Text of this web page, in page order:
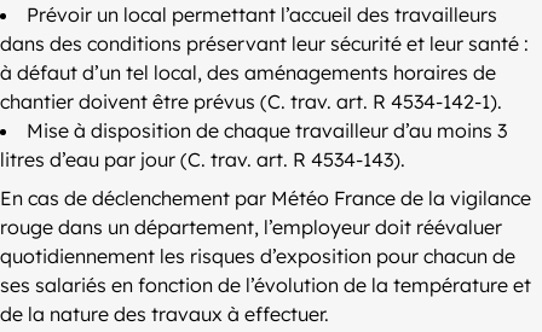
Prévoir un local permettant l’accueil des travailleurs
dans des conditions préservant leur sécurité et leur santé :
à défaut d’un tel local, des aménagements horaires de
chantier doivent être prévus (C. trav. art. R 4534-142-1).
Mise à disposition de chaque travailleur d’au moins 3
litres d’eau par jour (C. trav. art. R 4534-143).
En cas de déclenchement par Météo France de la vigilance
rouge dans un département, l’employeur doit réévaluer
quotidiennement les risques d’exposition pour chacun de
ses salariés en fonction de l’évolution de la température et
de la nature des travaux à effectuer.